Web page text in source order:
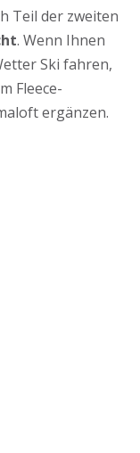
Teil der zweiten
. Wenn Ihnen
Ski fahren,
Fleece-
ergänzen.